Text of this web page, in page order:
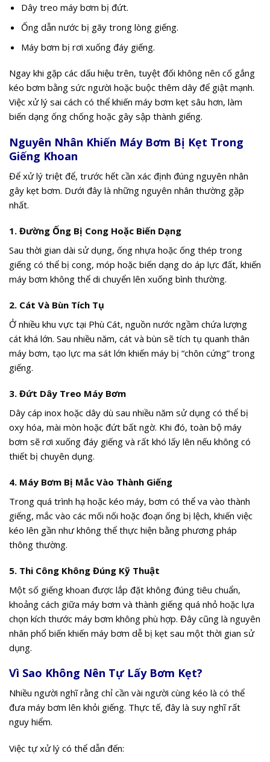
Dây treo máy bơm bị đứt.
Ống dẫn nước bị gãy trong lòng giếng.
Máy bơm bị rơi xuống đáy giếng.
Ngay khi gặp các dấu hiệu trên, tuyệt đối không nên cố gắng
kéo bơm bằng sức người hoặc buộc thêm dây để giật mạnh.
Việc xử lý sai cách có thể khiến máy bơm kẹt sâu hơn, làm
biến dạng ống chống hoặc gây sập thành giếng.
Nguyên Nhân Khiến Máy Bơm Bị Kẹt Trong
Giếng Khoan
Để xử lý triệt để, trước hết cần xác định đúng nguyên nhân
gây kẹt bơm. Dưới đây là những nguyên nhân thường gặp
nhất.
1. Đường Ống Bị Cong Hoặc Biến Dạng
Sau thời gian dài sử dụng, ống nhựa hoặc ống thép trong
giếng có thể bị cong, móp hoặc biến dạng do áp lực đất, khiến
máy bơm không thể di chuyển lên xuống bình thường.
2. Cát Và Bùn Tích Tụ
Ở nhiều khu vực tại Phù Cát, nguồn nước ngầm chứa lượng
cát khá lớn. Sau nhiều năm, cát và bùn sẽ tích tụ quanh thân
máy bơm, tạo lực ma sát lớn khiến máy bị “chôn cứng” trong
giếng.
3. Đứt Dây Treo Máy Bơm
Dây cáp inox hoặc dây dù sau nhiều năm sử dụng có thể bị
oxy hóa, mài mòn hoặc đứt bất ngờ. Khi đó, toàn bộ máy
bơm sẽ rơi xuống đáy giếng và rất khó lấy lên nếu không có
thiết bị chuyên dụng.
4. Máy Bơm Bị Mắc Vào Thành Giếng
Trong quá trình hạ hoặc kéo máy, bơm có thể va vào thành
giếng, mắc vào các mối nối hoặc đoạn ống bị lệch, khiến việc
kéo lên gần như không thể thực hiện bằng phương pháp
thông thường.
5. Thi Công Không Đúng Kỹ Thuật
Một số giếng khoan được lắp đặt không đúng tiêu chuẩn,
khoảng cách giữa máy bơm và thành giếng quá nhỏ hoặc lựa
chọn kích thước máy bơm không phù hợp. Đây cũng là nguyên
nhân phổ biến khiến máy bơm dễ bị kẹt sau một thời gian sử
dụng.
Vì Sao Không Nên Tự Lấy Bơm Kẹt?
Nhiều người nghĩ rằng chỉ cần vài người cùng kéo là có thể
đưa máy bơm lên khỏi giếng. Thực tế, đây là suy nghĩ rất
nguy hiểm.
Việc tự xử lý có thể dẫn đến: